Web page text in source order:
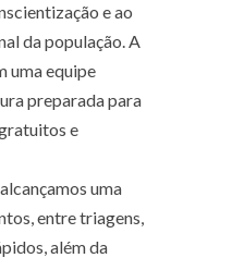
e ao
da população. A
uma equipe
preparada para
e
uma
entre triagens,
além da